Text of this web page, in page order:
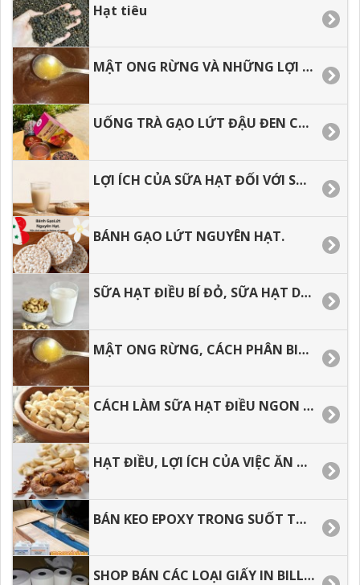
Hạt tiêu
MẬT ONG RỪNG VÀ NHỮNG LỢI ÍCH KHI SỬ DỤNG
UỐNG TRÀ GẠO LỨT ĐẬU ĐEN CÓ TÁC DỤNG GÌ, THƯỜNG XUYÊN SỬ DỤNG CÓ TỐT KHÔNG?
LỢI ÍCH CỦA SỮA HẠT ĐỐI VỚI SỨC KHỎE
BÁNH GẠO LỨT NGUYÊN HẠT.
SỮA HẠT ĐIỀU BÍ ĐỎ, SỮA HẠT DINH DƯỠNG CHO BẠN.
MẬT ONG RỪNG, CÁCH PHÂN BIỆT MẬT ONG RỪNG VÀ MẬT ONG NUÔI.
CÁCH LÀM SỮA HẠT ĐIỀU NGON TẠI NHÀ
HẠT ĐIỀU, LỢI ÍCH CỦA VIỆC ĂN HẠT ĐIỀU ĐỐI VỚI SỨC KHỎE
BÁN KEO EPOXY TRONG SUỐT TẠI TP.HCM, GIAO HÀNG TOÀN QUỐC.
SHOP BÁN CÁC LOẠI GIẤY IN BILL, GIẤY IN NHIỆT GIÁ RẺ.